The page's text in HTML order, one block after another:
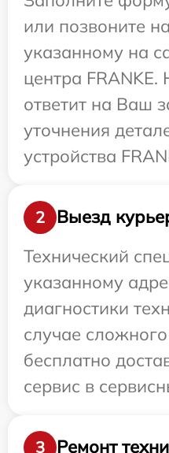
или позвоните
указанному на
центра
ответит на Ваш
уточнения
устройства
2
Выезд
Технический
указанному
диагностики
случае
бесплатно
сервис в
3 Ремонт